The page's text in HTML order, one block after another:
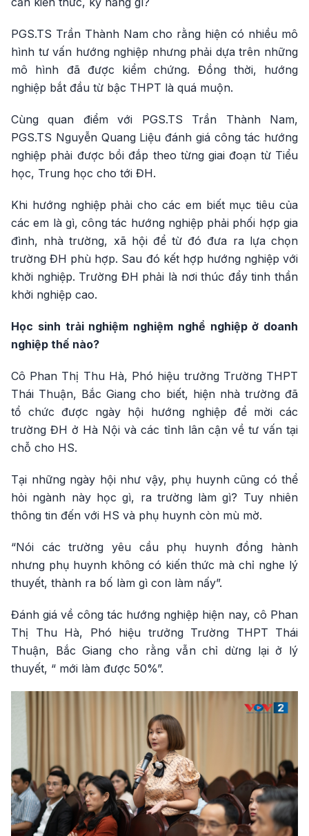
PGS.TS Trần Thành Nam cho rằng hiện có nhiều mô
hình tư vấn hướng nghiệp nhưng phải dựa trên những
mô hình đã được kiểm chứng. Đồng thời, hướng
nghiệp bắt đầu từ bậc THPT là quá muộn.
Cùng quan điểm với PGS.TS Trần Thành Nam,
PGS.TS Nguyễn Quang Liệu đánh giá công tác hướng
nghiệp phải được bồi đắp theo từng giai đoạn từ Tiểu
học, Trung học cho tới ĐH.
Khi hướng nghiệp phải cho các em biết mục tiêu của
các em là gì, công tác hướng nghiệp phải phối hợp gia
đình, nhà trường, xã hội để từ đó đưa ra lựa chọn
trường ĐH phù hợp. Sau đó kết hợp hướng nghiệp với
khởi nghiệp. Trường ĐH phải là nơi thúc đẩy tinh thần
khởi nghiệp cao.
Học sinh trải nghiệm nghiệm nghề nghiệp ở doanh
nghiệp thế nào?
Cô Phan Thị Thu Hà, Phó hiệu trưởng Trường THPT
Thái Thuận, Bắc Giang cho biết, hiện nhà trường đã
tổ chức được ngày hội hướng nghiệp để mời các
trường ĐH ở Hà Nội và các tỉnh lân cận về tư vấn tại
chỗ cho HS.
Tại những ngày hội như vậy, phụ huynh cũng có thể
hỏi ngành này học gì, ra trường làm gì? Tuy nhiên
thông tin đến với HS và phụ huynh còn mù mờ.
“Nói các trường yêu cầu phụ huynh đồng hành
nhưng phụ huynh không có kiến thức mà chỉ nghe lý
thuyết, thành ra bố làm gì con làm nấy”.
Đánh giá về công tác hướng nghiệp hiện nay, cô Phan
Thị Thu Hà, Phó hiệu trưởng Trường THPT Thái
Thuận, Bắc Giang cho rằng vẫn chỉ dừng lại ở lý
thuyết, “ mới làm được 50%”.